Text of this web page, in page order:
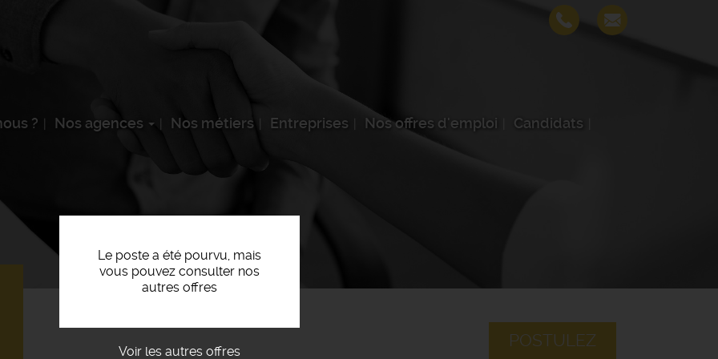
? Nos agences Nos métiers Entreprises Nos offres d'emploi Candidats
Le poste a été pourvu, mais
vous pouvez consulter nos
autres offres
Voir les autres offres
POSTULEZ